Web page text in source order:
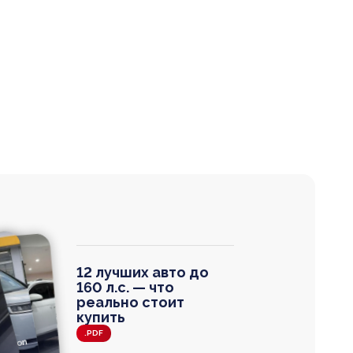
12 лучших авто до
160 л.с. — что
реально стоит
купить
.PDF